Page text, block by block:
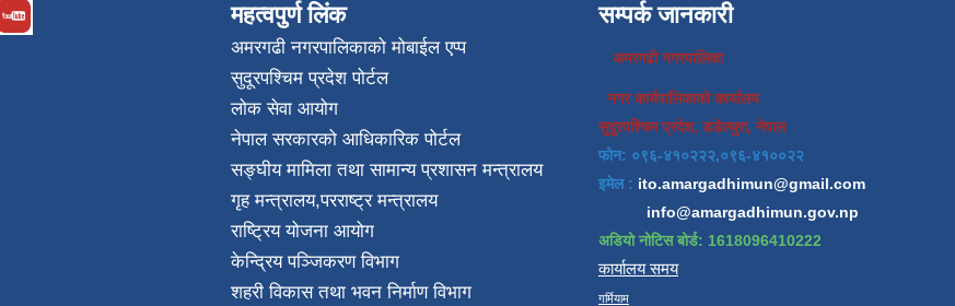
महत्वपुर्ण लिंक
अमरगढी नगरपालिकाको मोबाईल एप्प
सुदूरपश्चिम प्रदेश पोर्टल
लोक सेवा आयोग
नेपाल सरकारको आधिकारिक पोर्टल
सङ्घीय मामिला तथा सामान्य प्रशासन मन्त्रालय
गृह मन्त्रालय,परराष्ट्र मन्त्रालय
राष्ट्रिय योजना आयोग
केन्द्रिय पञ्जिकरण विभाग
शहरी विकास तथा भवन निर्माण विभाग
सम्पर्क जानकारी
अमरगढी नगरपालिका
नगर कार्यपालिकाको कार्यालय
सुदुरपश्चिम प्रदेश, डडेल्धुरा, नेपाल
फोन: ०९६-४१०२२२,०९६-४१००२२
इमेल : ito.amargadhimun@gmail.com
info@amargadhimun.gov.np
अडियो नोटिस बोर्ड: 1618096410222
कार्यालय समय
गर्मियाम